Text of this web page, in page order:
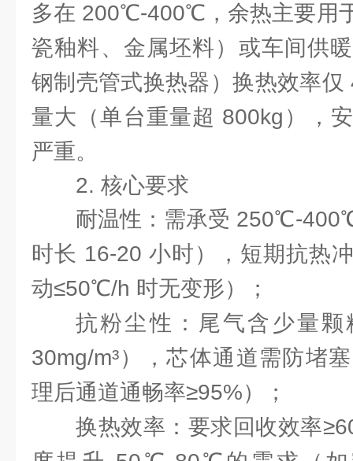
多在 200℃-400℃，余热主要用
瓷釉料、金属坯料）或车间供
钢制壳管式换热器）换热效率
量大（单台重量超 800kg），
严重。
2. 核心要求
耐温性：需承受 250℃-
时长 16-20 小时），短期抗热
动≤50℃/h 时无变形）；
抗粉尘性：尾气含少量
30mg/m³），芯体通道需防堵
理后通道通畅率≥95%）；
换热效率：要求回收效率